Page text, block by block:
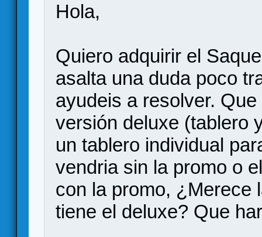
Hola,
Quiero adquirir el
asalta una duda poco
ayudeis a resolver.
versión deluxe (tablero
un tablero individual
vendria sin la promo o
con la promo, ¿Merece
tiene el deluxe? Que